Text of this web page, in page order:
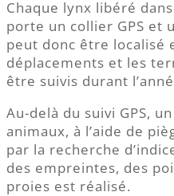
Chaque lynx libéré
porte un collier GPS et
peut donc être localisé
déplacements et les
être suivis durant
Au-delà du suivi GPS,
animaux, à l’aide de
par la recherche
des empreintes, des
proies est réalisé.